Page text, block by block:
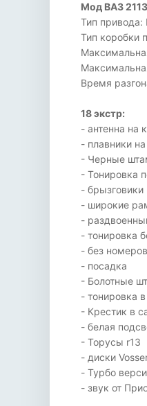
Мод ВАЗ
Тип привода:
Тип коробки
Время
18 экстр:
- антенна на
- плавники
- Черные
- Тонировка
- брызговики
- широкие
-
- тонировка
- без номеров
- посадка
- Болотные
- тонировка
- Крестик в
- белая
- Торусы r13
- диски
- Турбо
- звук от